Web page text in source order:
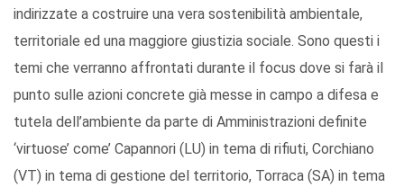
indirizzate a costruire una vera sostenibilità ambientale,
territoriale ed una maggiore giustizia sociale. Sono questi i
temi che verranno affrontati durante il focus dove si farà il
punto sulle azioni concrete già messe in campo a difesa e
tutela dell’ambiente da parte di Amministrazioni definite
‘virtuose’ come’ Capannori (LU) in tema di rifiuti, Corchiano
(VT) in tema di gestione del territorio, Torraca (SA) in tema